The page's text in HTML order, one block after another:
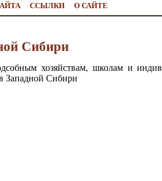
ССЫЛКИ О САЙТЕ
Сибири
хозяйствам, школам и
Западной Сибири